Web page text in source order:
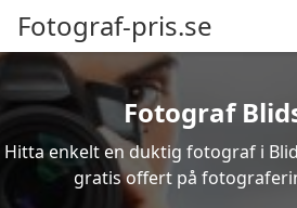
Fotograf-pris.se
Fotograf
Hitta enkelt en duktig fotograf i
gratis offert på